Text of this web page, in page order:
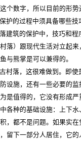
个数字，所以目前的形势
护的过程中须具备哪些技
建筑的保护中，技巧和
落）跟现代生活对立起
与熊掌是可以兼得的。
村落，这很难做到。即
设施，还有一些必要的
是值得的，它没有形成
各种的基础设施：上下
，都不是问题。如果实
留下一部分人居住，它的